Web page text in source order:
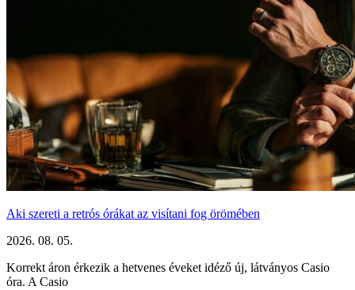
Aki szereti a retrós órákat az visítani fog örömében
2026. 08. 05.
Korrekt áron érkezik a hetvenes éveket idéző új, látványos Casio
óra. A Casio